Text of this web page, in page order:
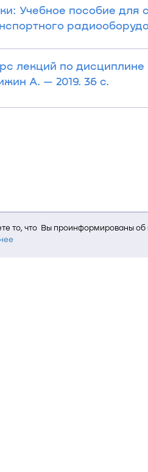
то, что Вы проинформированы
Учебное пособие для
лекций по
А. — 2019. 36 с.